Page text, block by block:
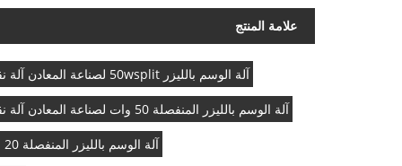
علامة المنتج
آلة الوسم بالليزر 50wsplit لصناعة المعادن آلة نقش المعادن
آلة الوسم بالليزر المنفصلة 50 وات لصناعة المعادن آلة نقش المعادن
آلة الوسم بالليزر المنفصلة 20 وات لصناعة المعادن آلة نقش المعادن